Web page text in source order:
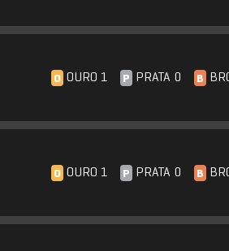
O OURO 1 P PRATA 0 B
O OURO 1 P PRATA 0 B